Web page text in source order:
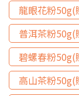
龍眼花粉50g(
普洱茶粉50g(
碧螺春粉50g(
高山茶粉50g(